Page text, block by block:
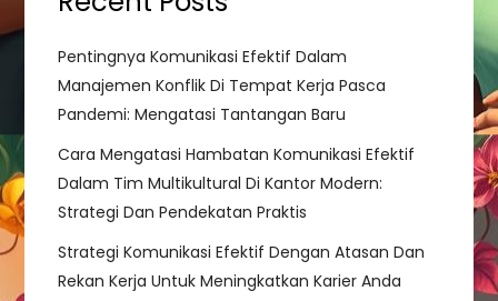
g
a
t
i
o
n
Pentingnya Komunikasi Efektif Dalam
Manajemen Konflik Di Tempat Kerja Pasca
Pandemi: Mengatasi Tantangan Baru
Cara Mengatasi Hambatan Komunikasi Efektif
Dalam Tim Multikultural Di Kantor Modern:
Strategi Dan Pendekatan Praktis
Strategi Komunikasi Efektif Dengan Atasan Dan
Rekan Kerja Untuk Meningkatkan Karier Anda